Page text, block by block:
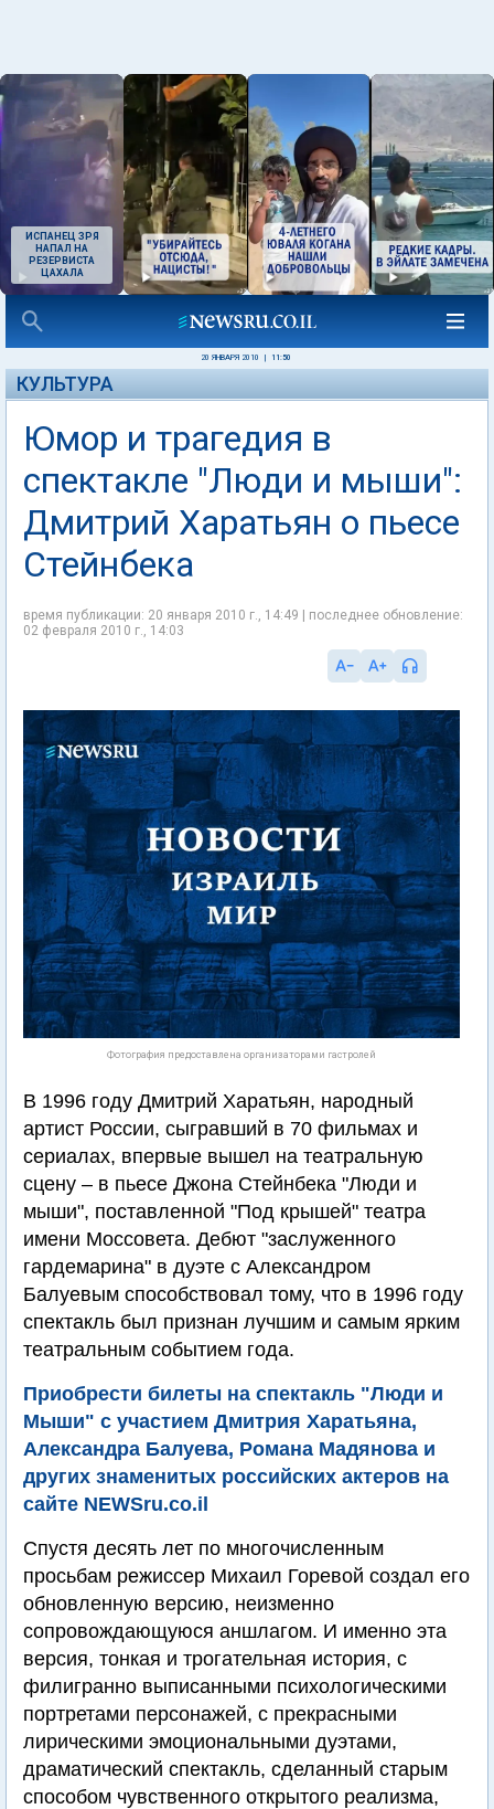
ИСПАНЕЦ ЗРЯ
НАПАЛ НА
РЕЗЕРВИСТА
ЦАХАЛА
20 ЯНВАРЯ 2010 11:50
КУЛЬТУРА
Юмор и трагедия в
спектакле "Люди и мыши":
Дмитрий Харатьян о пьесе
Стейнбека
время публикации: 20 января 2010 г., 14:49 | последнее обновление:
02 февраля 2010 г., 14:03
Фотография предоставлена организаторами гастролей
В 1996 году Дмитрий Харатьян, народный
артист России, сыгравший в 70 фильмах и
сериалах, впервые вышел на театральную
сцену – в пьесе Джона Стейнбека "Люди и
мыши", поставленной "Под крышей" театра
имени Моссовета. Дебют "заслуженного
гардемарина" в дуэте с Александром
Балуевым способствовал тому, что в 1996 году
спектакль был признан лучшим и самым ярким
театральным событием года.
Приобрести билеты на спектакль "Люди и
Мыши" с участием Дмитрия Харатьяна,
Александра Балуева, Романа Мадянова и
других знаменитых российских актеров на
сайте NEWSru.co.il
Спустя десять лет по многочисленным
просьбам режиссер Михаил Горевой создал его
обновленную версию, неизменно
сопровождающуюся аншлагом. И именно эта
версия, тонкая и трогательная история, с
филигранно выписанными психологическими
портретами персонажей, с прекрасными
лирическими эмоциональными дуэтами,
драматический спектакль, сделанный старым
способом чувственного открытого реализма,